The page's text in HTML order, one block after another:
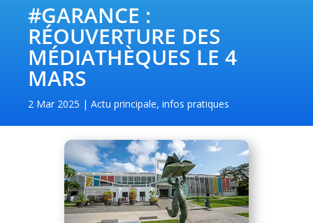
#GARANCE :
RÉOUVERTURE DES
MÉDIATHÈQUES LE 4
MARS
2 Mar 2025 Actu principale,infos pratiques